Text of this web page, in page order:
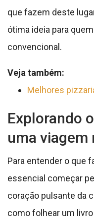
que fazem deste
ótima ideia para
convencional.
Veja também:
Melhores
Explorando
uma viagem
Para entender o que
essencial começar
coração pulsante da
como folhear um